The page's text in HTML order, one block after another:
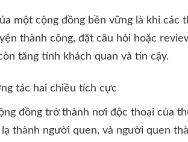
một cộng đồng bền vững là khi các
thành công, đặt câu hỏi hoặc
tăng tính khách quan và tin cậy.
tác hai chiều tích cực
đồng trở thành nơi độc thoại của
thành người quen, và người quen